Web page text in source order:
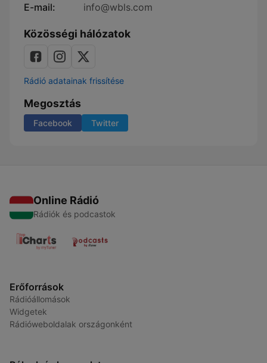
E-mail:
info@wbls.com
Közösségi hálózatok
Rádió adatainak frissítése
Megosztás
Facebook Twitter
Online Rádió
Rádiók és podcastok
Erőforrások
Rádióállomások
Widgetek
Rádióweboldalak országonként